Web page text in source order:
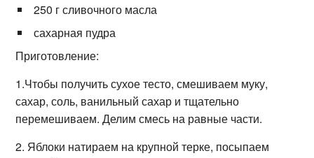
250 г сливочного масла
сахарная пудра
Приготовление:
1.Чтобы получить сухое тесто, смешиваем муку,
сахар, соль, ванильный сахар и тщательно
перемешиваем. Делим смесь на равные части.
2. Яблоки натираем на крупной терке, посыпаем